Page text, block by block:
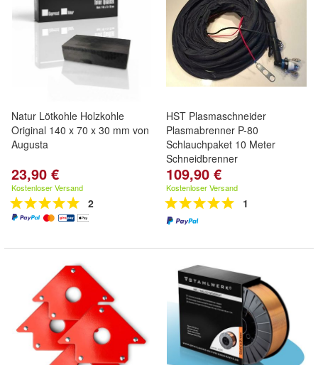
Natur Lötkohle Holzkohle
Original 140 x 70 x 30 mm von
Augusta
23,90 €
Kostenloser Versand
2
HST Plasmaschneider
Plasmabrenner P-80
Schlauchpaket 10 Meter
Schneidbrenner
109,90 €
Kostenloser Versand
1